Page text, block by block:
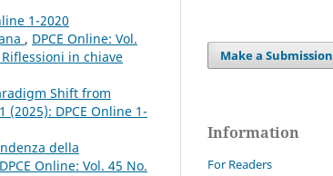
1-2020
, DPCE Online: Vol.
in chiave
Shift from
(2025): DPCE Online 1-
della
DPCE Online: Vol. 45 No.
Make a Submission
Information
For Readers